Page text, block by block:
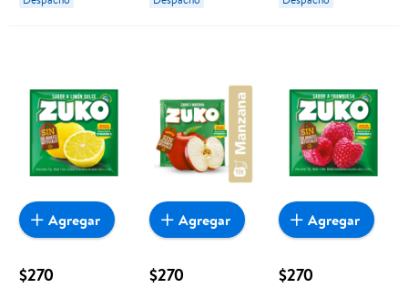
$270
Agregar
$270
Agregar
$270
Agregar